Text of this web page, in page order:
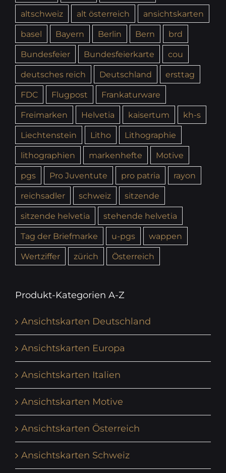
altschweiz
alt österreich
ansichtskarten
basel
Bayern Berlin Bern
brd
Bundesfeier
Bundesfeierkarte
cou
deutsches reich
Deutschland
ersttag
FDC
Flugpost
Frankaturware
Freimarken
Helvetia kaisertum
kh-s
Liechtenstein
Litho
Lithographie
lithographien
markenhefte
Motive
pgs
Pro Juventute pro patria
rayon
reichsadler
schweiz
sitzende
sitzende helvetia
stehende helvetia
Tag der Briefmarke
u-pgs
wappen
Wertziffer
zürich Österreich
Produkt-Kategorien A-Z
Ansichtskarten Deutschland
Ansichtskarten Europa
Ansichtskarten Italien
Ansichtskarten Motive
Ansichtskarten Österreich
Ansichtskarten Schweiz